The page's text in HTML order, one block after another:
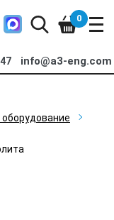
info@a3-eng.com
0